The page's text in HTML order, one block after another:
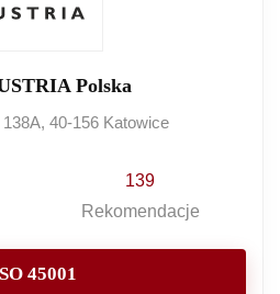
Polska
40-156 Katowice
139
Rekomendacje
45001